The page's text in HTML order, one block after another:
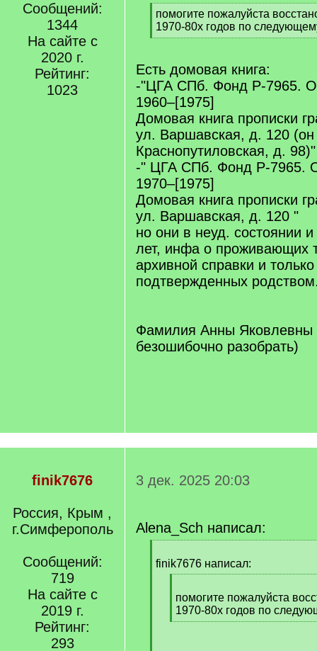
Сообщений:
1344
На сайте с
2020 г.
Рейтинг:
1023
[
q
]
помогите пожалуйста
1970-80х годов по
[
q
]
Есть домовая книга:
-"ЦГА СПб. Фонд Р-7965.
1960–[1975]
Домовая книга прописки
ул. Варшавская, д. 120
Краснопутиловская, д.
-" ЦГА СПб. Фонд Р-7965.
1970–[1975]
Домовая книга прописки
ул. Варшавская, д. 120 "
но они в неуд. состоянии
лет, инфа о проживающих
архивной справки и
подтвержденных
Фамилия Анны Яковлевны
безошибочно разобрать)
finik7676
Россия, Крым ,
г.Симферополь
Сообщений:
719
На сайте с
2019 г.
Рейтинг:
293
3 дек. 2025 20:03
Alena_Sch написал:
q
finik7676 написал:
q
]
помогите пожалуйста
1970-80х годов по
[